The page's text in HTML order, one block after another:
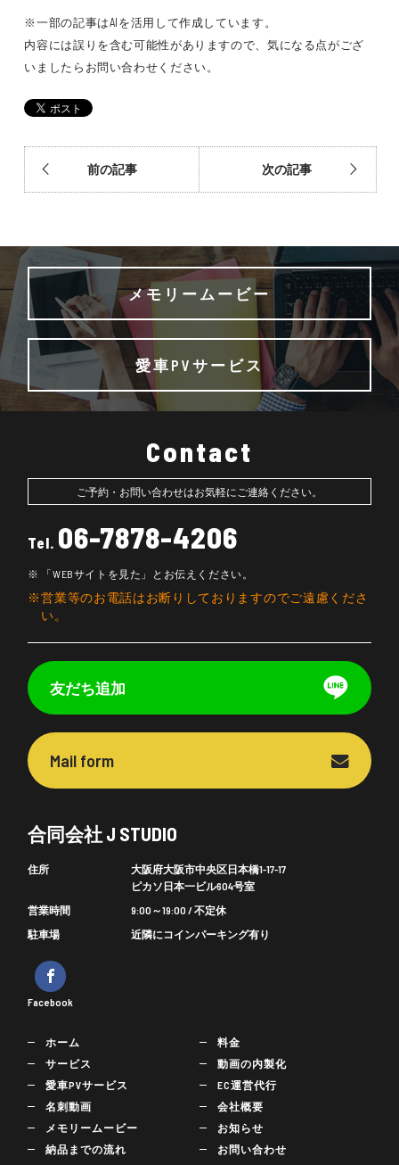
※一部の記事はAIを活用して作成しています。
内容には誤りを含む可能性がありますので、気になる点がござ
いましたらお問い合わせください。
前の記事 次の記事
メモリームービー
愛車PVサービス
Contact
ご予約・お問い合わせはお気軽にご連絡ください。
Tel. 06-7878-4206
「WEBサイトを見た」とお伝えください。
営業等のお電話はお断りしておりますのでご遠慮くださ
い。
友だち追加
Mail form
合同会社 J STUDIO
住所
大阪府大阪市中央区日本橋1-17-17
ピカソ日本一ビル604号室
営業時間
9:00～19:00 / 不定休
駐車場
近隣にコインパーキング有り
Facebook
ホーム
サービス
愛車PVサービス
名刺動画
メモリームービー
納品までの流れ
料金
動画の内製化
EC運営代行
会社概要
お知らせ
お問い合わせ